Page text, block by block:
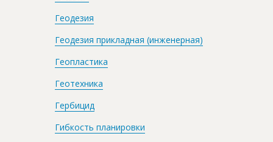
Геодезия
Геодезия прикладная (инженерная)
Геопластика
Геотехника
Гербицид
Гибкость планировки